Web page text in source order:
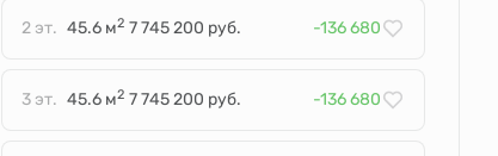
2 эт. 45.6 м2 7 745 200 руб. -136 680
3 эт. 45.6 м2 7 745 200 руб. -136 680